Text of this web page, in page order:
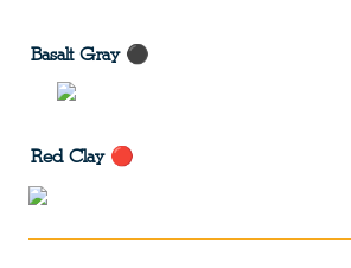
Basalt Gray ⚫
Red Clay 🔴